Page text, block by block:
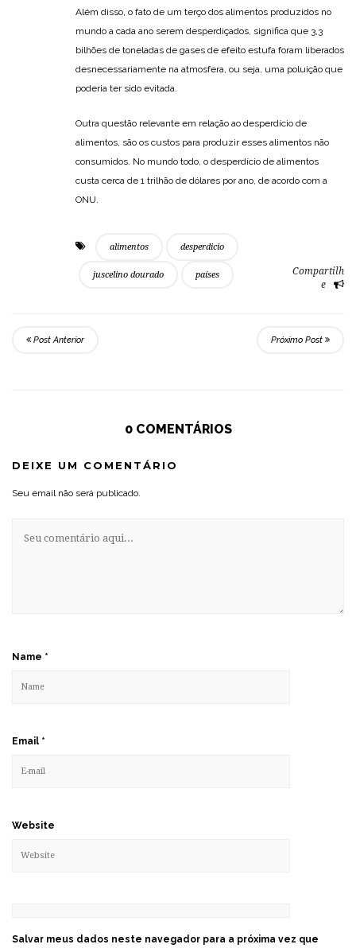
Além disso, o fato de um terço dos alimentos produzidos no
mundo a cada ano serem desperdiçados, significa que 3,3
bilhões de toneladas de gases de efeito estufa foram liberados
desnecessariamente na atmosfera, ou seja, uma poluição que
poderia ter sido evitada.
Outra questão relevante em relação ao desperdício de
alimentos, são os custos para produzir esses alimentos não
consumidos. No mundo todo, o desperdício de alimentos
custa cerca de 1 trilhão de dólares por ano, de acordo com a
ONU.
alimentos desperdicio
juscelino dourado países
Compartilh
e
Post Anterior Próximo Post
0 COMENTÁRIOS
DEIXE UM COMENTÁRIO
Seu email não será publicado.
Name *
Email *
Website
Salvar meus dados neste navegador para a próxima vez que